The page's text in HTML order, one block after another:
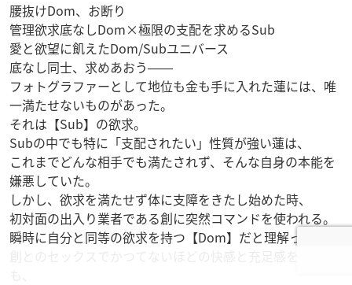
腰抜けDom、お断り
管理欲求底なしDom×極限の支配を求めるSub
愛と欲望に飢えたDom/Subユニバース
底なし同士、求めあおう――
フォトグラファーとして地位も金も手に入れた蓮には、唯
一満たせないものがあった。
それは【Sub】の欲求。
Subの中でも特に「支配されたい」性質が強い蓮は、
これまでどんな相手でも満たされず、そんな自身の本能を
嫌悪していた。
しかし、欲求を満たせず体に支障をきたし始めた時、
初対面の出入り業者である創に突然コマンドを使われる。
瞬時に自分と同等の欲求を持つ【Dom】だと理解った蓮。